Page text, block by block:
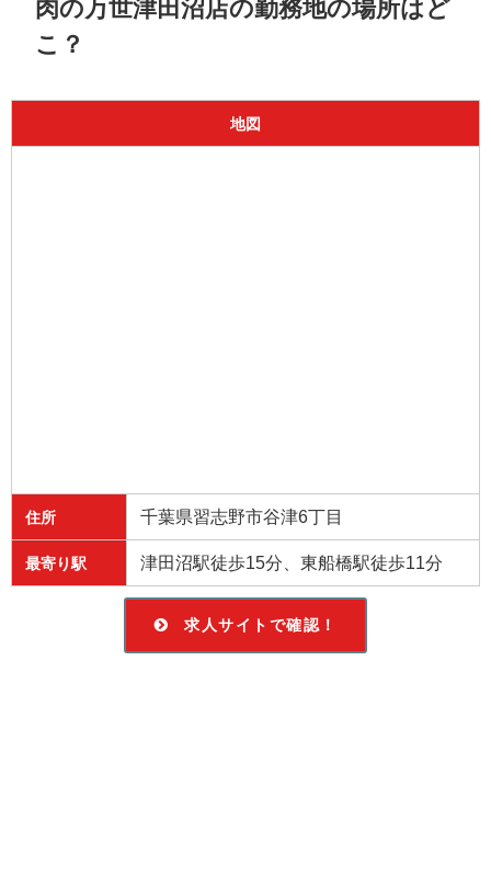
肉の万世津田沼店の勤務地の場所はど
こ？
地図
住所 千葉県習志野市谷津6丁目
最寄り駅 津田沼駅徒歩15分、東船橋駅徒歩11分
求人サイトで確認！